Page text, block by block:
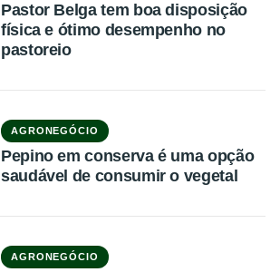
Pastor Belga tem boa disposição
física e ótimo desempenho no
pastoreio
AGRONEGÓCIO
Pepino em conserva é uma opção
saudável de consumir o vegetal
AGRONEGÓCIO